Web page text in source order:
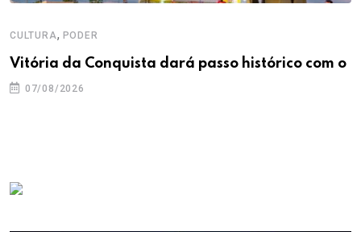
CULTURA, PODER
Vitória da Conquista dará passo histórico com o
07/08/2026